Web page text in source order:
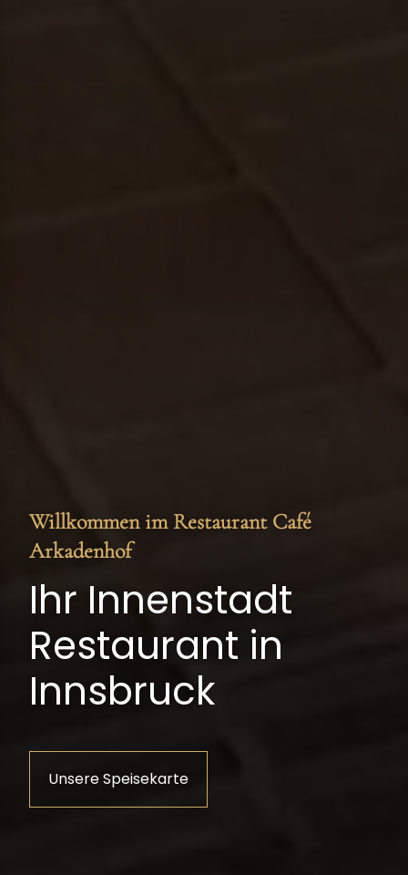
Willkommen im Restaurant Café
Arkadenhof
Ihr Innenstadt
Restaurant in
Innsbruck
Unsere Speisekarte